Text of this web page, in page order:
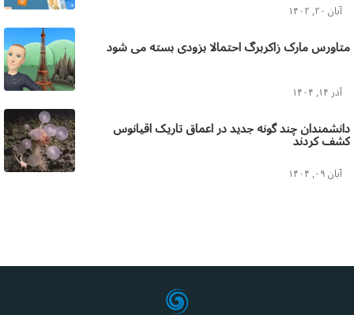
آبان ۲۰, ۱۴۰۲
متاورس مارک زاکربرگ احتمالا بزودی بسته می شود
آذر ۱۴, ۱۴۰۴
دانشمندان چند گونه جدید در اعماق تاریک اقیانوس
کشف کردند
آبان ۰۹, ۱۴۰۴